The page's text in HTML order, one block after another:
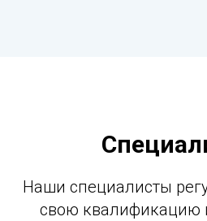
Наши специалисты
свою квалификацию